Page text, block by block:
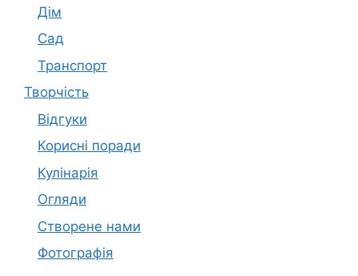
Дім
Сад
Транспорт
Творчість
Відгуки
Корисні поради
Кулінарія
Огляди
Створене нами
Фотографія